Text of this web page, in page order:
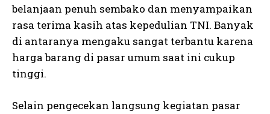
belanjaan penuh sembako dan menyampaikan
rasa terima kasih atas kepedulian TNI. Banyak
di antaranya mengaku sangat terbantu karena
harga barang di pasar umum saat ini cukup
tinggi.
Selain pengecekan langsung kegiatan pasar